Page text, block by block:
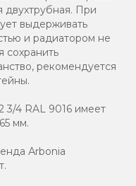
двухтрубная. При
выдерживать
и радиатором не
сохранить
рекомендуется
3/4 RAL 9016 имеет
мм.
Аrbonia